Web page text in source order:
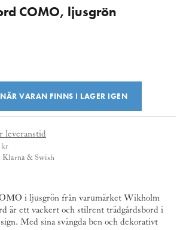
COMO, ljusgrön
VARAN FINNS I LAGER IGEN
leveranstid
kr
Klarna & Swish
i ljusgrön från varumärketWikholm
är ett vackert och stilrent trädgårdsbord i
Med sina svängda ben och dekorativt